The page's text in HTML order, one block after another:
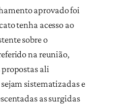
aprovado foi
tenha acesso ao
sobre o
na reunião,
propostas ali
sistematizadas e
as surgidas